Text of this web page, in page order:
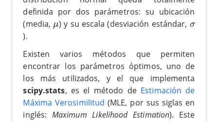
definida por dos parámetros: su ubicación
(media, μ
μ) y su escala (desviación estándar, σ
σ
).
Existen varios métodos que permiten
encontrar los parámetros óptimos, uno de
los más utilizados, y el que implementa
scipy.stats, es el método de Estimación de
Máxima Verosimilitud (MLE, por sus siglas en
inglés: Maximum Likelihood Estimation). Este